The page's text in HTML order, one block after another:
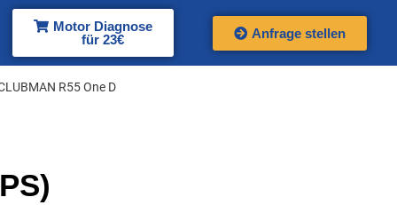
Motor Diagnose
für 23€
Anfrage stellen
R55 One D